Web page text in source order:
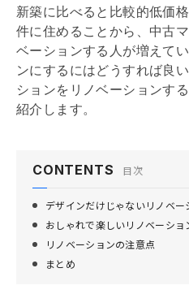
新築に比べると比較的低価
件に住めることから、中古
ベーションする人が増えて
ンにするにはどうすれば良
ションを リノベーションす
紹介します。
CONTENTS 目次
デザインだけじゃないリノベー
おしゃれで楽しいリノベーショ
リノベーションの注意点
まとめ